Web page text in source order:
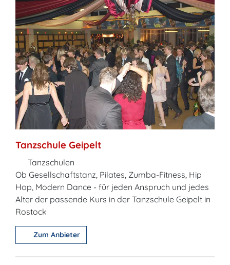
Tanzschule Geipelt
Tanzschulen
Ob Gesellschaftstanz, Pilates, Zumba-Fitness, Hip
Hop, Modern Dance - für jeden Anspruch und jedes
Alter der passende Kurs in der Tanzschule Geipelt in
Rostock
Zum Anbieter